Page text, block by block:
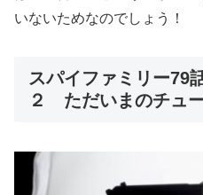
いないためなのでしょう！
スパイファミリー79
２ ただいまのチュ